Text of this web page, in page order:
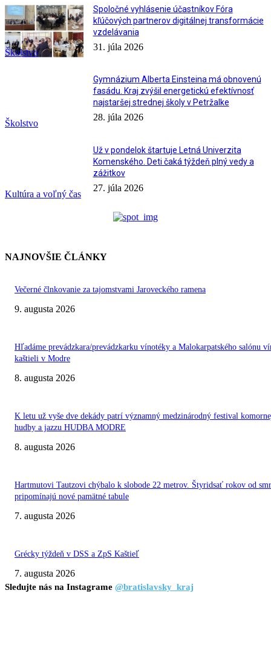
Školstvo
Spoločné vyhlásenie účastníkov Fóra
kľúčových partnerov digitálnej transformácie
vzdelávania
31. júla 2026
Školstvo
Gymnázium Alberta Einsteina má obnovenú
fasádu. Kraj zvýšil energetickú efektívnosť
najstaršej strednej školy v Petržalke
28. júla 2026
Kultúra a voľný čas
Už v pondelok štartuje Letná Univerzita
Komenského. Deti čaká týždeň plný vedy a
zážitkov
27. júla 2026
NAJNOVŠIE ČLÁNKY
Večerné člnkovanie za tajomstvami Jaroveckého ramena
9. augusta 2026
Hľadáme prevádzkara/prevádzkarku vínotéky a Malokarpatského salónu
kaštieli v Modre
8. augusta 2026
K letu už vyše dve dekády patrí významný medzinárodný festival
hudby a jazzu HUDBA MODRE
8. augusta 2026
Hartmutovi Tautzovi chýbalo k slobode 22 metrov. Štyridsať rokov od
pripomínajú nové pamätné tabule
7. augusta 2026
Grécky týždeň v DSS a ZpS Kaštieľ
7. augusta 2026
Sledujte nás na Instagrame @bratislavsky_kraj